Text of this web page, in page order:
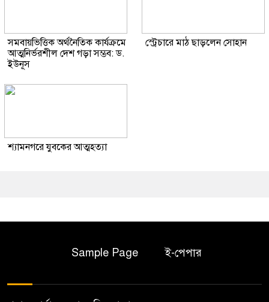
সমবায়ভিত্তিক অর্থনৈতিক কার্যক্রমে
আত্মনির্ভরশীল দেশ গড়া সম্ভব: ড.
ইউনূস
স্ট্রেচারে মাঠ ছাড়লেন সোহান
শ্যামনগরে যুবকের আত্মহত্যা
Sample Page ই-পেপার